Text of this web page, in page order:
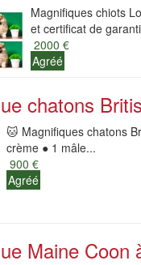
Magnifiques chiots
et certificat de
2000 €
Agréé
chatons
🐱 Magnifiques chatons
crème ● 1 mâle...
900 €
Agréé
Maine Coon